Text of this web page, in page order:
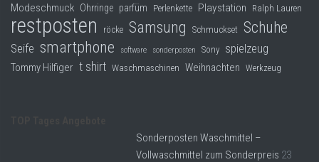
Modeschmuck Ohrringe parfüm Perlenkette Playstation Ralph Lauren
restposten röcke Samsung Schmuckset Schuhe
Seife smartphone software sonderposten Sony spielzeug
Tommy Hilfiger t shirt Waschmaschinen Weihnachten Werkzeug
Sonderposten Waschmittel –
Vollwaschmittel zum Sonderpreis 23